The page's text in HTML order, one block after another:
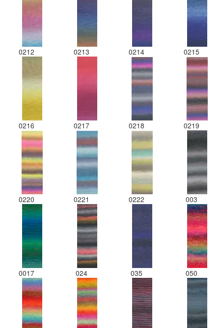
0212 0213 0214 0215
0216 0217 0218 0219
0220 0221 0222 003
0017 024 035 050